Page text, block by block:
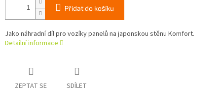
Přidat do košíku
Jako náhradní díl pro vozíky panelů na japonskou stěnu Komfort.
Detailní informace
ZEPTAT SE SDÍLET